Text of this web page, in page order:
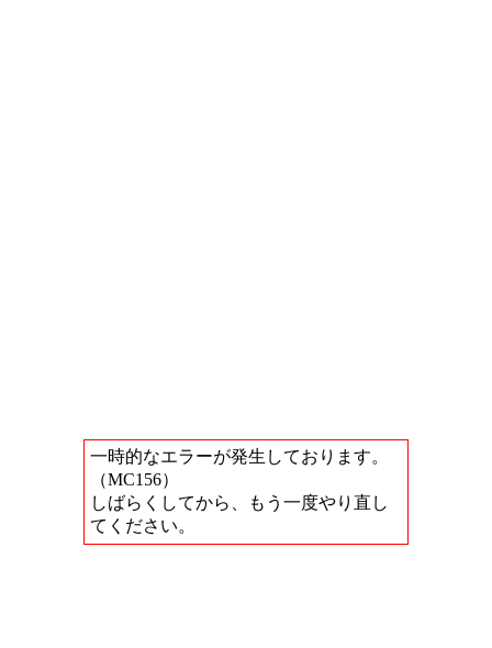
一時的なエラーが発生しております。
（MC156）
しばらくしてから、もう一度やり直し
てください。